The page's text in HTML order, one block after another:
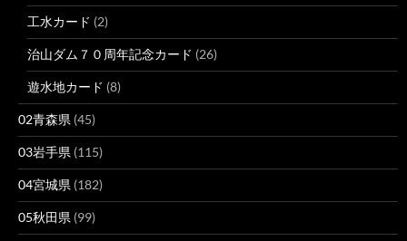
工水カード (2)
治山ダム７０周年記念カード (26)
遊水地カード (8)
02青森県 (45)
03岩手県 (115)
04宮城県 (182)
05秋田県 (99)